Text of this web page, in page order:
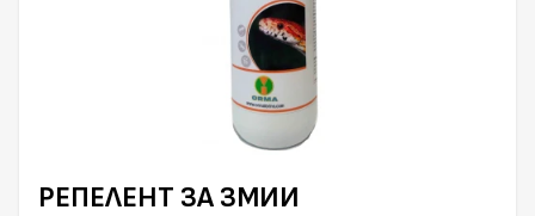
РЕПЕЛЕНТ ЗА ЗМИИ